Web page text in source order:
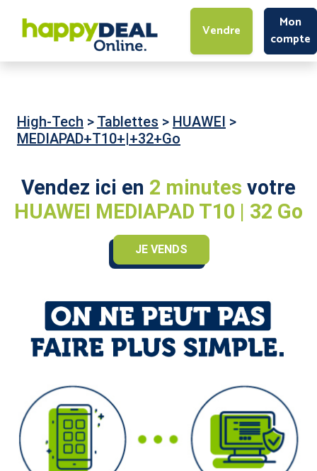
Vendre
Mon
compte
High-Tech > Tablettes > HUAWEI >
MEDIAPAD+T10+|+32+Go
Vendez ici en 2 minutes votre
HUAWEI MEDIAPAD T10 | 32 Go
JE VENDS